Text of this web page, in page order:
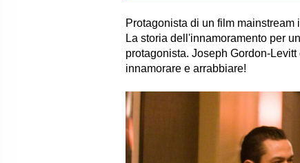
Protagonista di un film mainstream
La storia dell'innamoramento per
protagonista. Joseph Gordon-Levitt
innamorare e arrabbiare!